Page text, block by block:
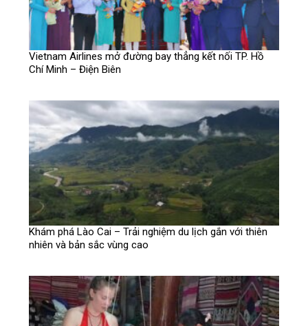
Vietnam Airlines mở đường bay thẳng kết nối TP. Hồ
Chí Minh – Điện Biên
Khám phá Lào Cai – Trải nghiệm du lịch gắn với thiên
nhiên và bản sắc vùng cao